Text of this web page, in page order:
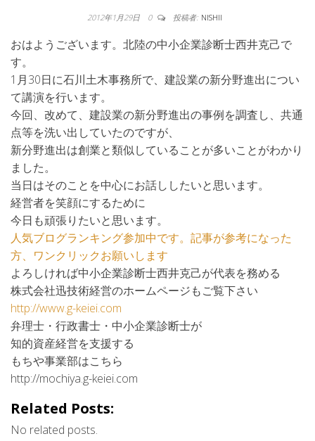
2012年1月29日 0 投稿者: NISHII
おはようございます。北陸の中小企業診断士西井克己で
す。
1月30日に石川土木事務所で、建設業の新分野進出につい
て講演を行います。
今回、改めて、建設業の新分野進出の事例を調査し、共通
点等を洗い出していたのですが、
新分野進出は創業と類似していることが多いことがわかり
ました。
当日はそのことを中心にお話ししたいと思います。
経営者を笑顔にするために
今日も頑張りたいと思います。
人気ブログランキング参加中です。記事が参考になった
方、ワンクリックお願いします
よろしければ中小企業診断士西井克己が代表を務める
株式会社迅技術経営のホームページもご覧下さい
http://www.g-keiei.com
弁理士・行政書士・中小企業診断士が
知的資産経営を支援する
もちや事業部はこちら
http://mochiya.g-keiei.com
Related Posts:
No related posts.